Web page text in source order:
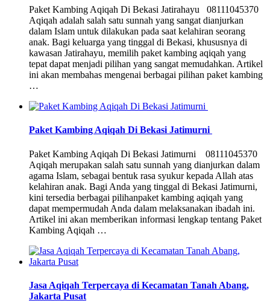
Paket Kambing Aqiqah Di Bekasi Jatirahayu 08111045370
Aqiqah adalah salah satu sunnah yang sangat dianjurkan
dalam Islam untuk dilakukan pada saat kelahiran seorang
anak. Bagi keluarga yang tinggal di Bekasi, khususnya di
kawasan Jatirahayu, memilih paket kambing aqiqah yang
tepat dapat menjadi pilihan yang sangat memudahkan. Artikel
ini akan membahas mengenai berbagai pilihan paket kambing
…
Paket Kambing Aqiqah Di Bekasi Jatimurni
Paket Kambing Aqiqah Di Bekasi Jatimurni 08111045370
Aqiqah merupakan salah satu sunnah yang dianjurkan dalam
agama Islam, sebagai bentuk rasa syukur kepada Allah atas
kelahiran anak. Bagi Anda yang tinggal di Bekasi Jatimurni,
kini tersedia berbagai pilihanpaket kambing aqiqah yang
dapat mempermudah Anda dalam melaksanakan ibadah ini.
Artikel ini akan memberikan informasi lengkap tentang Paket
Kambing Aqiqah …
Jasa Aqiqah Terpercaya di Kecamatan Tanah Abang,
Jakarta Pusat